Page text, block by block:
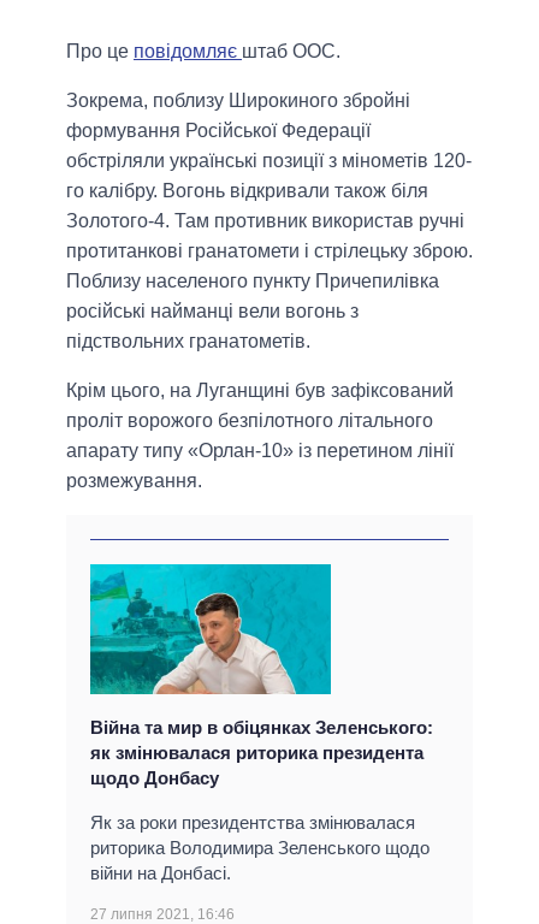
Про це повідомляє штаб ООС.
Зокрема, поблизу Широкиного збройні
формування Російської Федерації
обстріляли українські позиції з мінометів 120-
го калібру. Вогонь відкривали також біля
Золотого-4. Там противник використав ручні
протитанкові гранатомети і стрілецьку зброю.
Поблизу населеного пункту Причепилівка
російські найманці вели вогонь з
підствольних гранатометів.
Крім цього, на Луганщині був зафіксований
проліт ворожого безпілотного літального
апарату типу «Орлан-10» із перетином лінії
розмежування.
Війна та мир в обіцянках Зеленського:
як змінювалася риторика президента
щодо Донбасу
Як за роки президентства змінювалася
риторика Володимира Зеленського щодо
війни на Донбасі.
27 липня 2021, 16:46